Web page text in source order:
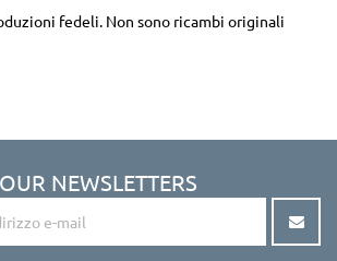
fedeli. Non sono ricambi originali
NEWSLETTERS